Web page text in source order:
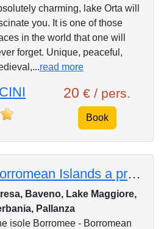
charming, lake Orta will
you. It is one of those
in the world that one will
forget. Unique, peaceful,
read more
20 € / pers.
Book
Borromean Islands a private tour with an experienced local guide
Baveno, Lake Maggiore,
Pallanza
isole Borromee - Borromean